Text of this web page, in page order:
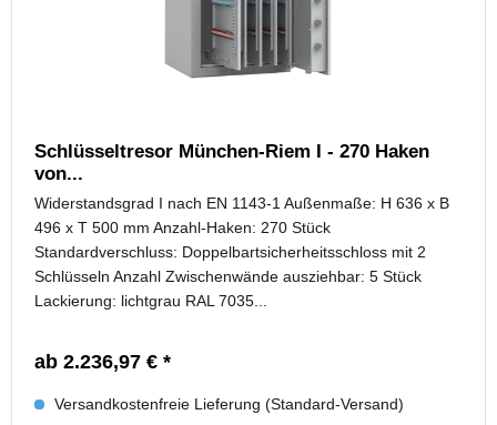
Schlüsseltresor München-Riem I - 270 Haken
von...
Widerstandsgrad I nach EN 1143-1 Außenmaße: H 636 x B
496 x T 500 mm Anzahl-Haken: 270 Stück
Standardverschluss: Doppelbartsicherheitsschloss mit 2
Schlüsseln Anzahl Zwischenwände ausziehbar: 5 Stück
Lackierung: lichtgrau RAL 7035...
ab 2.236,97 € *
Versandkostenfreie Lieferung (Standard-Versand)